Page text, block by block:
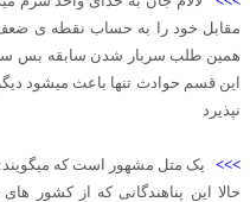
مقابل خود را به حساب نقطه ی ضعف
همین طلب سربار شدن سابقه بس
این قسم حوادث تنها باعث میشود
نپذیرد
>>> یک متل مشهور است که
حالا این پناهندگانی که از کشور